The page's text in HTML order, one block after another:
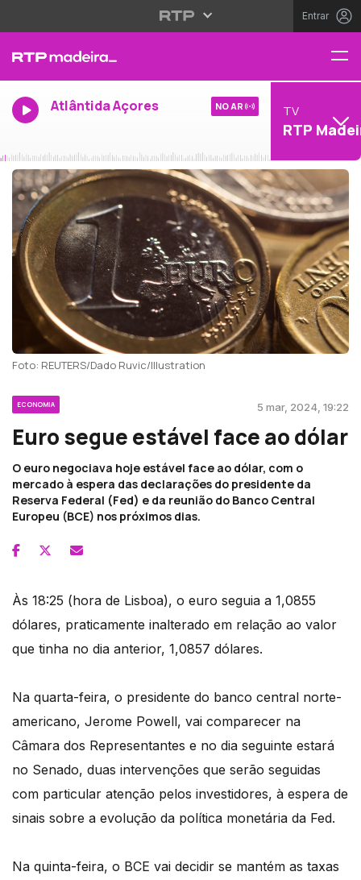
Entrar
Atlântida Açores NO AR TV
RTP
Foto: REUTERS/Dado Ruvic/Illustration
ECONOMIA 5 mar, 2024, 19:22
Euro segue estável face ao dólar
O euro negociava hoje estável face ao dólar, com o
mercado à espera das declarações do presidente da
Reserva Federal (Fed) e da reunião do Banco Central
Europeu (BCE) nos próximos dias.
Às 18:25 (hora de Lisboa), o euro seguia a 1,0855
dólares, praticamente inalterado em relação ao valor
que tinha no dia anterior, 1,0857 dólares.
Na quarta-feira, o presidente do banco central norte-
americano, Jerome Powell, vai comparecer na
Câmara dos Representantes e no dia seguinte estará
no Senado, duas intervenções que serão seguidas
com particular atenção pelos investidores, à espera de
sinais sobre a evolução da política monetária da Fed.
Na quinta-feira, o BCE vai decidir se mantém as taxas